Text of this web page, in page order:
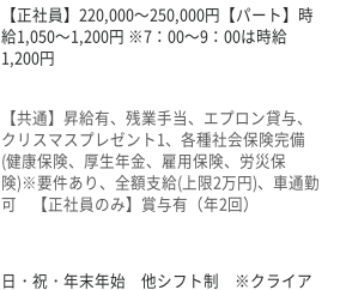
【正社員】220,000～250,000円【パート】時
給1,050～1,200円 ※7：00～9：00は時給
1,200円
【共通】昇給有、残業手当、エプロン貸与、
クリスマスプレゼント1、各種社会保険完備
(健康保険、厚生年金、雇用保険、労災保
険)※要件あり、全額支給(上限2万円)、車通勤
可 【正社員のみ】賞与有（年2回）
日・祝・年末年始 他シフト制 ※クライア